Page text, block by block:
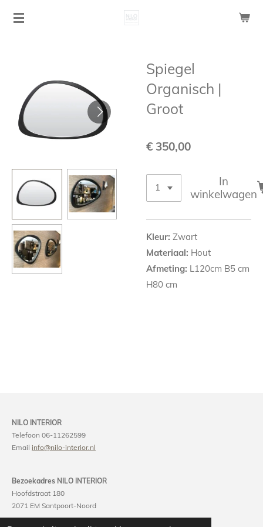
Ga
Spiegel
Organisch |
Groot
€ 350,00
In
winkelwagen
Kleur: Zwart
Materiaal: Hout
Afmeting: L120cm B5 cm
H80 cm
NILO INTERIOR
Telefoon 06-11262599
Email info@nilo-interior.nl
Bezoekadres NILO INTERIOR
Hoofdstraat 180
2071 EM Santpoort-Noord